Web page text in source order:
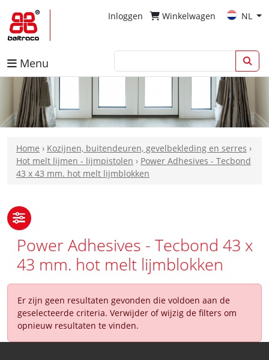
Inloggen Winkelwagen NL
Menu
Home › Kozijnen, buitendeuren, gevelbekleding en serres ›
Hot melt lijmen - lijmpistolen › Power Adhesives - Tecbond
43 x 43 mm. hot melt lijmblokken
Power Adhesives - Tecbond 43 x
43 mm. hot melt lijmblokken
Er zijn geen resultaten gevonden die voldoen aan de
geselecteerde criteria. Verwijder of wijzig de filters om
opnieuw resultaten te vinden.